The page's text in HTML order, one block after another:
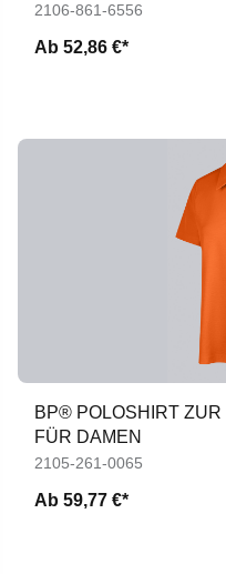
2106-861-6556
Ab 52,86 €*
BP® POLOSHIRT
FÜR DAMEN
2105-261-0065
Ab 59,77 €*